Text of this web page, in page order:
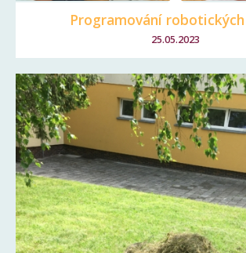
Programování
25.05.2023